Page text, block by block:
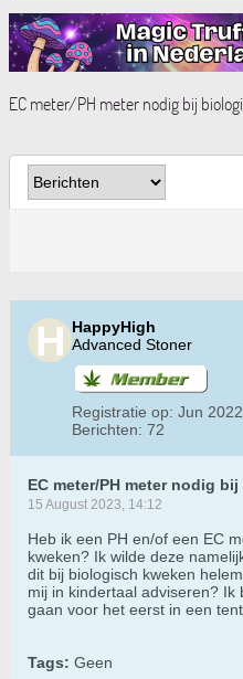
EC meter/PH meter nodig bij
HappyHigh
Advanced Stoner
Registratie op: Jun 2022
Berichten: 72
EC meter/PH meter nodig
15 August 2023, 14:12
Heb ik een PH en/of een EC
kweken? Ik wilde deze
dit bij biologisch kweken
mij in kindertaal adviseren?
gaan voor het eerst in een tent
Tags: Geen